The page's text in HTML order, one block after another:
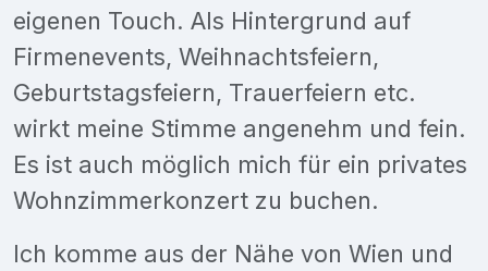
eigenen Touch. Als Hintergrund auf
Firmenevents, Weihnachtsfeiern,
Geburtstagsfeiern, Trauerfeiern etc.
wirkt meine Stimme angenehm und fein.
Es ist auch möglich mich für ein privates
Wohnzimmerkonzert zu buchen.
Ich komme aus der Nähe von Wien und